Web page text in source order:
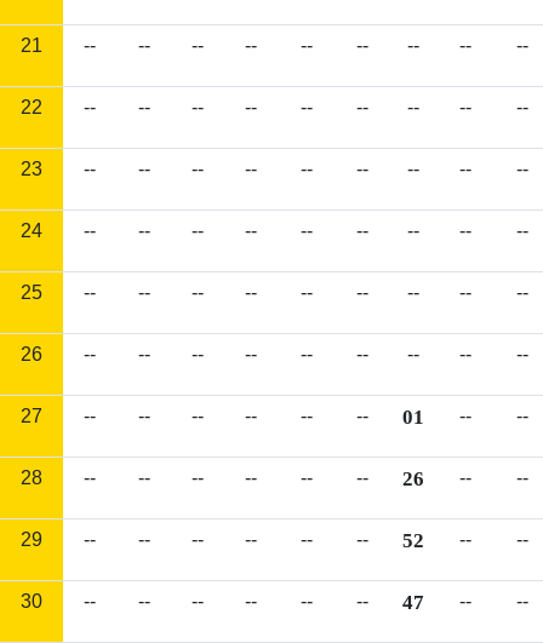
21 -- -- -- -- -- -- -- -- --
22 -- -- -- -- -- -- -- -- --
23 -- -- -- -- -- -- -- -- --
24 -- -- -- -- -- -- -- -- --
25 -- -- -- -- -- -- -- -- --
26 -- -- -- -- -- -- -- -- --
27 -- -- -- -- -- -- 01 -- --
28 -- -- -- -- -- -- 26 -- --
29 -- -- -- -- -- -- 52 -- --
30 -- -- -- -- -- -- 47 -- --